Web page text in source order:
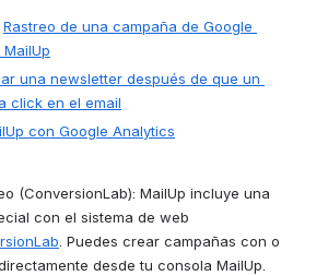
Rastreo de una campaña de Google
una newsletter después de que un
click en el email
con Google Analytics
(ConversionLab): MailUp incluye una
con el sistema de web
. Puedes crear campañas con o
desde tu consola MailUp.